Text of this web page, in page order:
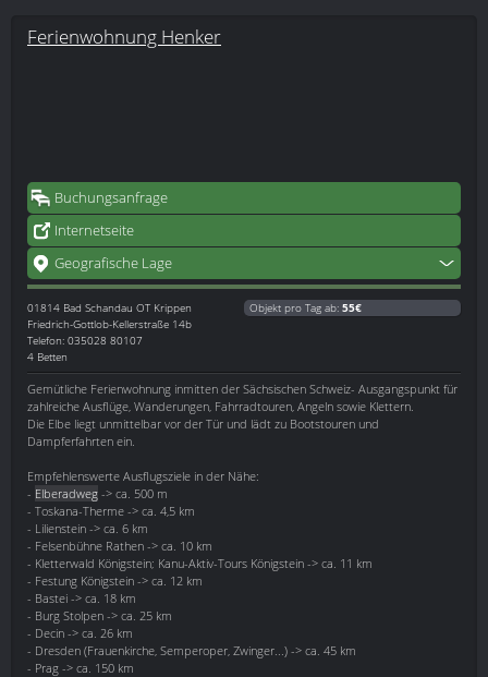
Ferienwohnung Henker
Buchungsanfrage
Internetseite
Geografische Lage
01814 Bad Schandau OT Krippen
Friedrich-Gottlob-Kellerstraße 14b
Telefon: 035028 80107
4 Betten
Objekt pro Tag ab: 55€
Gemütliche Ferienwohnung inmitten der Sächsischen Schweiz- Ausgangspunkt für
zahlreiche Ausflüge, Wanderungen, Fahrradtouren, Angeln sowie Klettern.
Die Elbe liegt unmittelbar vor der Tür und lädt zu Bootstouren und
Dampferfahrten ein.
Empfehlenswerte Ausflugsziele in der Nähe:
- Elberadweg -> ca. 500 m
- Toskana-Therme -> ca. 4,5 km
- Lilienstein -> ca. 6 km
- Felsenbühne Rathen -> ca. 10 km
- Kletterwald Königstein; Kanu-Aktiv-Tours Königstein -> ca. 11 km
- Festung Königstein -> ca. 12 km
- Bastei -> ca. 18 km
- Burg Stolpen -> ca. 25 km
- Decin -> ca. 26 km
- Dresden (Frauenkirche, Semperoper, Zwinger...) -> ca. 45 km
- Prag -> ca. 150 km